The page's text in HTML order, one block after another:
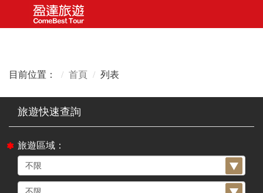
目前位置： 首頁 列表
旅遊區域：